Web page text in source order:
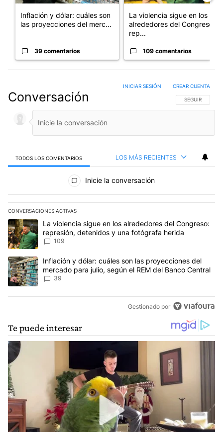
Inflación y dólar: cuáles son
las proyecciones del merc...
39 comentarios
La violencia sigue en los
alrededores del Congreso:
rep...
109 comentarios
Conversación SIGA ESTA
SEGUIR
INICIAR SESIÓN CREAR CUENTA
TODOS LOS COMENTARIOS LOS MÁS RECIENTES
Todos los comentarios
Inicie la conversación
CONVERSACIONES ACTIVAS
Este listado muestra los artículos con más comentarios en los
Un artículo de tendencia con el título "La violencia sigue en los
La violencia sigue en los alrededores del Congreso:
represión, detenidos y una fotógrafa herida
109
Un artículo de tendencia con el título "Inflación y dólar: cuáles
Inflación y dólar: cuáles son las proyecciones del
mercado para julio, según el REM del Banco Central
39
Gestionado por